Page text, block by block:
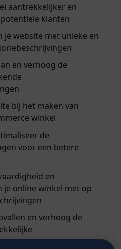
aantrekkelijker en
klanten
je website met unieke en
en verhoog de
bij het maken van
winkel
de
voor een betere
en
je online winkel met op
en verhoog de